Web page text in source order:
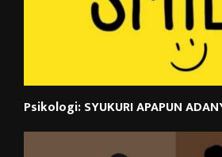
Psikologi: SYUKURI APAPUN